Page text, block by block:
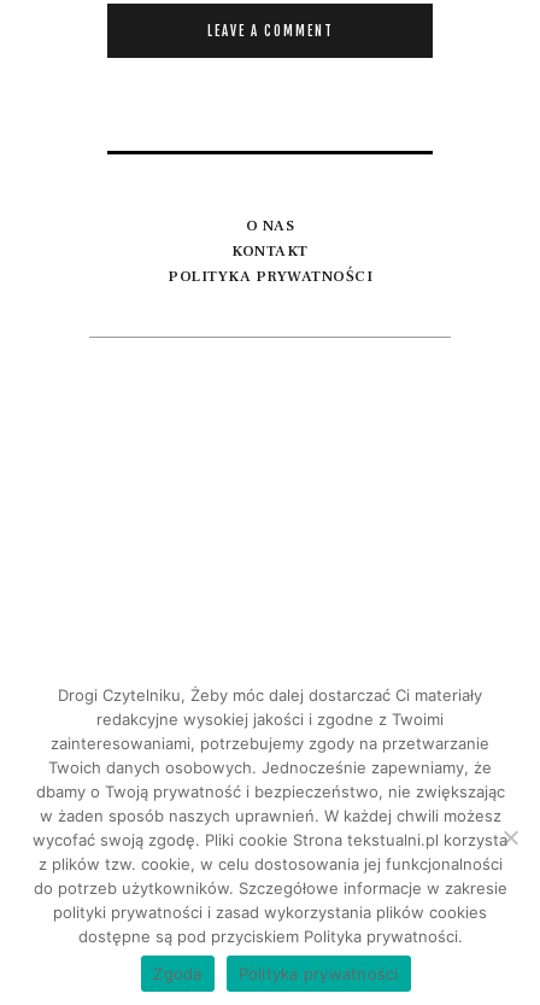
O NAS
KONTAKT
POLITYKA PRYWATNOŚCI
INSTAGRAM
FACEBOOK
Tekstualni © 2026. Wszystkie prawa
zastrzeżone.
Drogi Czytelniku, Żeby móc dalej dostarczać Ci materiały
redakcyjne wysokiej jakości i zgodne z Twoimi
zainteresowaniami, potrzebujemy zgody na przetwarzanie
Twoich danych osobowych. Jednocześnie zapewniamy, że
dbamy o Twoją prywatność i bezpieczeństwo, nie zwiększając
w żaden sposób naszych uprawnień. W każdej chwili możesz
wycofać swoją zgodę. Pliki cookie Strona tekstualni.pl korzysta
z plików tzw. cookie, w celu dostosowania jej funkcjonalności
do potrzeb użytkowników. Szczegółowe informacje w zakresie
polityki prywatności i zasad wykorzystania plików cookies
dostępne są pod przyciskiem Polityka prywatności.
Zgoda
Polityka prywatności